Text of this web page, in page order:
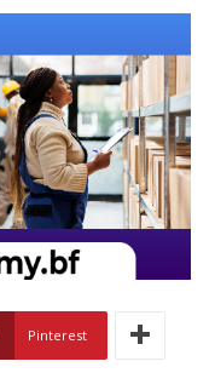
Pinterest